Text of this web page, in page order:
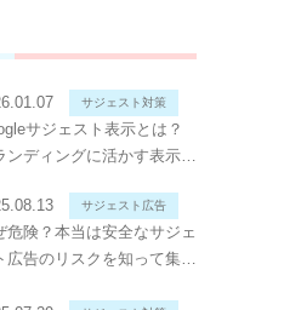
サジェスト対策
サジェスト表示とは？
ンディングに活かす表示対
サジェスト広告
危険？本当は安全なサジェ
広告のリスクを知って集客